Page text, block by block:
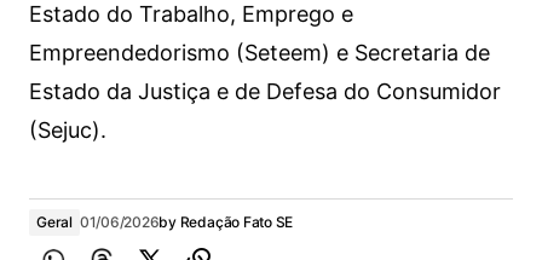
Estado do Trabalho, Emprego e
Empreendedorismo (Seteem) e Secretaria de
Estado da Justiça e de Defesa do Consumidor
(Sejuc).
Geral 01/06/2026by Redação Fato SE